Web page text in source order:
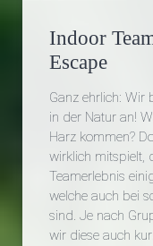
Indoor
Escape
Ganz ehrlich: Wir
in der Natur an!
Harz kommen?
wirklich mitspielt,
Teamerlebnis
welche auch bei
sind. Je nach
wir diese auch